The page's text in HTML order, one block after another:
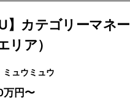
】カテゴリーマネ
リア）
MIU MIU | ミュウミュウ
円〜